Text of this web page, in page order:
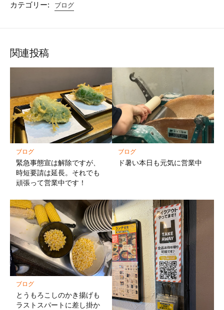
カテゴリー: ブログ
関連投稿
ブログ
緊急事態宣は解除ですが、
時短要請は延長。それでも
頑張って営業中です！
ブログ
ド暑い本日も元気に営業中
ブログ
とうもろこしのかき揚げも
ラストスパートに差し掛か